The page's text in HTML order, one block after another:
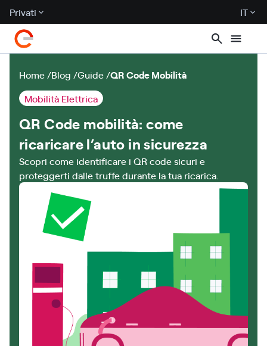
Privati IT
Home Blog Guide QR Code Mobilità
Mobilità Elettrica
QR Code mobilità: come
ricaricare l’auto in sicurezza
Scopri come identificare i QR code sicuri e
proteggerti dalle truffe durante la tua ricarica.